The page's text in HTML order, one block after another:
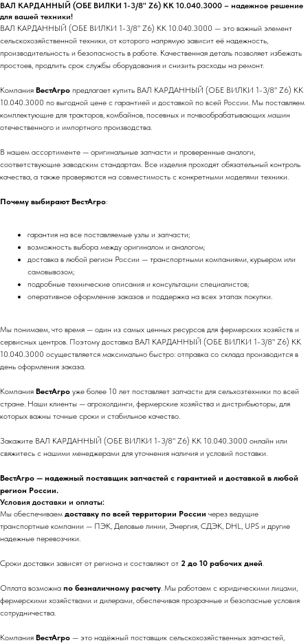
ВАЛ КАРДАННЫЙ (ОБЕ ВИЛКИ 1-3/8" Z6) КК 10.040.3000 – надежное решение
для вашей техники!
ВАЛ КАРДАННЫЙ (ОБЕ ВИЛКИ 1-3/8" Z6) КК 10.040.3000 — это важный элемент
сельскохозяйственной техники, от которого напрямую зависит её надежность,
производительность и безопасность в работе. Качественная деталь позволяет избежать
простоев, продлить срок службы оборудования и снизить расходы на ремонт.
Компания ВестАгро предлагает купить ВАЛ КАРДАННЫЙ (ОБЕ ВИЛКИ 1-3/8" Z6) КК
10.040.3000 по выгодной цене с гарантией и доставкой по всей России. Мы поставляем
комплектующие для тракторов, комбайнов, посевных и почвообрабатывающих машин
отечественного и импортного производства.
В нашем ассортименте — оригинальные запчасти и проверенные аналоги,
соответствующие заводским стандартам. Все изделия проходят обязательный контроль
качества, а также проверяются на совместимость с конкретными моделями техники.
Почему выбирают ВестАгро:
гарантия на все поставляемые узлы и запчасти;
возможность выбора между оригиналом и аналогом;
доставка в любой регион России — транспортными компаниями, курьером или
самовывозом;
подробные технические описания и консультации специалистов;
оперативное оформление заказов и поддержка на всех этапах покупки.
Мы понимаем, что время — один из самых ценных ресурсов для фермерских хозяйств и
сервисных центров. Поэтому доставка ВАЛ КАРДАННЫЙ (ОБЕ ВИЛКИ 1-3/8" Z6) КК
10.040.3000 осуществляется максимально быстро: отправка со склада производится в
день оформления заказа.
Компания ВестАгро уже более 10 лет поставляет запчасти для сельхозтехники по всей
стране. Наши клиенты — агрохолдинги, фермерские хозяйства и дистрибьюторы, для
которых важны точные сроки и стабильное качество.
Закажите ВАЛ КАРДАННЫЙ (ОБЕ ВИЛКИ 1-3/8" Z6) КК 10.040.3000 онлайн или
свяжитесь с нашими менеджерами для уточнения наличия и условий поставки.
ВестАгро — надежный поставщик запчастей с гарантией и доставкой в любой
регион России.
Условия доставки и оплаты:
Мы обеспечиваем доставку по всей территории России через ведущие
транспортные компании — ПЭК, Деловые линии, Энергия, СДЭК, DHL, UPS и другие
надежные перевозчики.
Сроки доставки зависят от региона и составляют от 2 до 10 рабочих дней.
Оплата возможна по безналичному расчету. Мы работаем с юридическими лицами,
фермерскими хозяйствами и дилерами, обеспечивая прозрачные и безопасные условия
сотрудничества.
Компания ВестАгро — это надёжный поставщик сельскохозяйственных запчастей,